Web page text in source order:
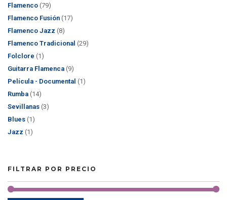
Flamenco (79)
Flamenco Fusión (17)
Flamenco Jazz (8)
Flamenco Tradicional (29)
Folclore (1)
Guitarra Flamenca (9)
Película - Documental (1)
Rumba (14)
Sevillanas (3)
Blues (1)
Jazz (1)
FILTRAR POR PRECIO